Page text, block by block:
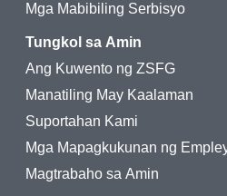
Mga Mabibiling Serbisyo
Tungkol sa Amin
Ang Kuwento ng ZSFG
Manatiling May Kaalaman
Suportahan Kami
Mga Mapagkukunan ng
Magtrabaho sa Amin